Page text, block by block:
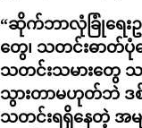
“ဆိုက်ဘာလုံခြုံရေ
တွေ၊ သတင်းဓာတ်
သတင်းသမားတွေ
သွားတာမဟုတ်ဘဲ ဒ
သတင်းရရှိနေတဲ့ အ